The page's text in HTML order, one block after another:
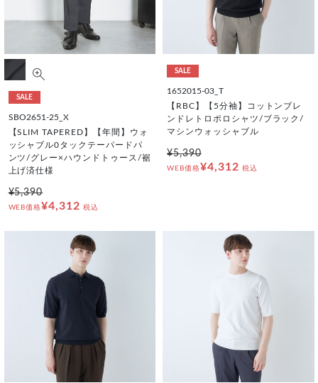
SALE
SBO2651-25_X
【SLIM TAPERED】【年間】ウォ
ッシャブル0タックテーパードパ
ンツ/グレー×ハウンドトゥース/裾
上げ済仕様
¥5,390
WEB価格¥4,312 税込
SALE
1652015-03_T
【RBC】【5分袖】コットンブレ
ンドレトロポロシャツ/ブラック/
マシンウォッシャブル
¥5,390
WEB価格¥4,312 税込